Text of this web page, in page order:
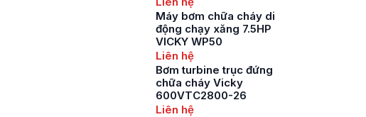
Máy bơm chữa cháy di
động chạy xăng 7.5HP
VICKY WP50
Liên hệ
Bơm turbine trục đứng
chữa cháy Vicky
600VTC2800-26
Liên hệ